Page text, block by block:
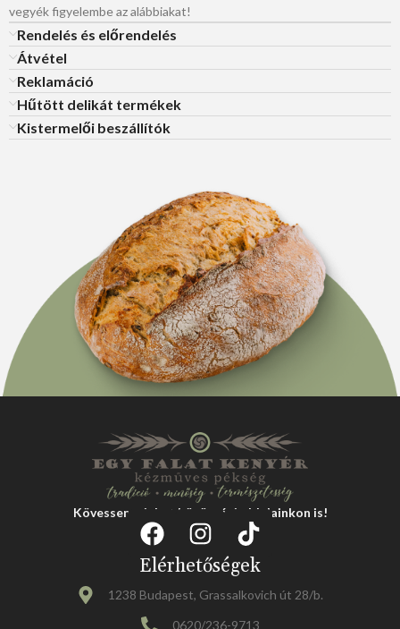
vegyék figyelembe az alábbiakat!
Rendelés és előrendelés
Átvétel
Reklamáció
Hűtött delikát termékek
Kistermelői beszállítók
Kövessen minket közösségi oldalainkon is!
Elérhetőségek
1238 Budapest, Grassalkovich út 28/b.
0620/236-9713